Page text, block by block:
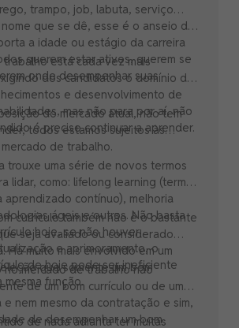
trampo, job, labuta, serviço…
que se dê, esse é o anseio de
a idade ou estágio da carreira
querem estar ativos, querem se
onde desempenhar suas
trabalho está cada vez mais
dos candidatos o domínio de
e desenvolvimento de
mas não para por aí, não
é preciso continuar a aprender.
do mercado atual, não tem
todos estamos sujeitos às
de trabalho.
trouxe uma série de novos termos
lidar, como: lifelong learning (termo
aprendizado contínuo), melhoria
ágeis e outros. Não basta
hoje, se não houver
e aprimoramento, o
de hoje pode ser ineficiente
mesma função.
currículo também não é o bastante
seja avaliado ou considerado
Há muito mais envolvido em um
que somente um bom
no mercado de trabalho não
de um bom currículo ou de uma
nem mesmo da contratação e sim,
de desempenhar um bom
de nada adianta ter muitas